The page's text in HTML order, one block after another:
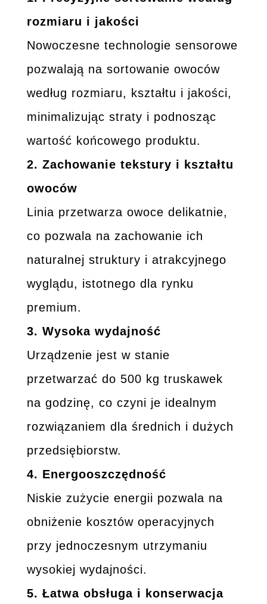
rozmiaru i jakości
Nowoczesne technologie sensorowe
pozwalają na sortowanie owoców
według rozmiaru, kształtu i jakości,
minimalizując straty i podnosząc
wartość końcowego produktu.
2. Zachowanie tekstury i kształtu
owoców
Linia przetwarza owoce delikatnie,
co pozwala na zachowanie ich
naturalnej struktury i atrakcyjnego
wyglądu, istotnego dla rynku
premium.
3. Wysoka wydajność
Urządzenie jest w stanie
przetwarzać do 500 kg truskawek
na godzinę, co czyni je idealnym
rozwiązaniem dla średnich i dużych
przedsiębiorstw.
4. Energooszczędność
Niskie zużycie energii pozwala na
obniżenie kosztów operacyjnych
przy jednoczesnym utrzymaniu
wysokiej wydajności.
5. Łatwa obsługa i konserwacja